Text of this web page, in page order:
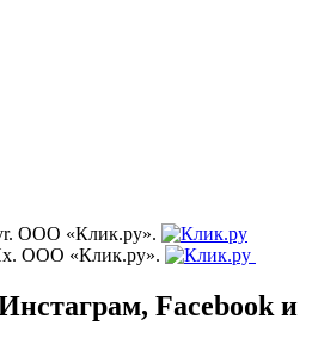
ООО «Клик.ру».
ООО «Клик.ру».
Facebook и